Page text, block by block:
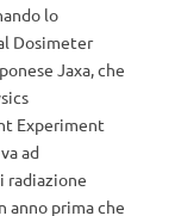
lo
Dosimeter
Jaxa, che
Experiment
ad
radiazione
anno prima che